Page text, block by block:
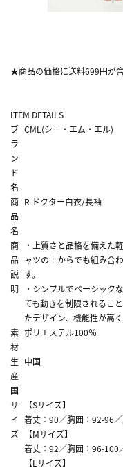
★商品の価格に送料699円が
ITEM DETAILS
ブ
ラ
ン
ド
名
CML(シー・エム・エル)
商
品
名
R ドクター白衣/長袖
商
品
説
明
・上質さと品格を備えた
ャツの上からでも組み合
す。
・シンプルでベーシック
ても動きを制限されるこ
たデザイン、機能性が高
素
材
ポリエステル100％
生
産
国
中国
サ
イ
ズ
【Sサイズ】
着丈：90／胸囲：92-96
【Mサイズ】
着丈：92／胸囲：96-100
【Lサイズ】